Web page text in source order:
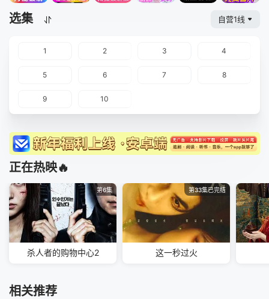
选集 自营1线
1 2 3 4
5 6 7 8
9 10
正在热映🔥
第6集
杀人者的购物中心2
第33集已完结
这一秒过火
相关推荐